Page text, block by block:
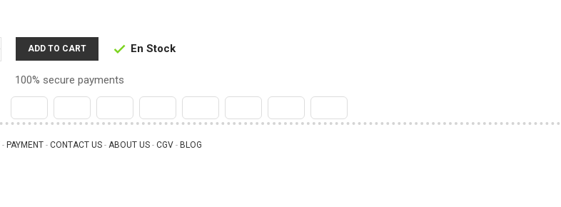
ADD TO CART  En Stock
100% secure payments
- PAYMENT - CONTACT US - ABOUT US - CGV - BLOG